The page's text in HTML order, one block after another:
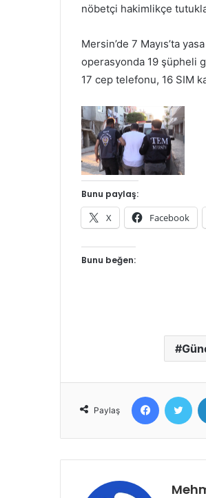
nöbetçi hakimlikçe
Mersin’de 7 Mayıs’ta
operasyonda 19 şüpheli
17 cep telefonu, 16 SIM
Bunu paylaş:
X Facebook
Bunu beğen:
Paylaş
Facebook